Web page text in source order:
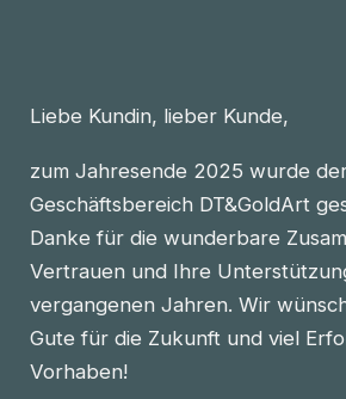
Liebe Kundin, lieber Kunde,
zum Jahresende 2025 wurde
Geschäftsbereich DT&GoldArt
Danke für die wunderbare
Vertrauen und Ihre
vergangenen Jahren. Wir
Gute für die Zukunft und viel
Vorhaben!